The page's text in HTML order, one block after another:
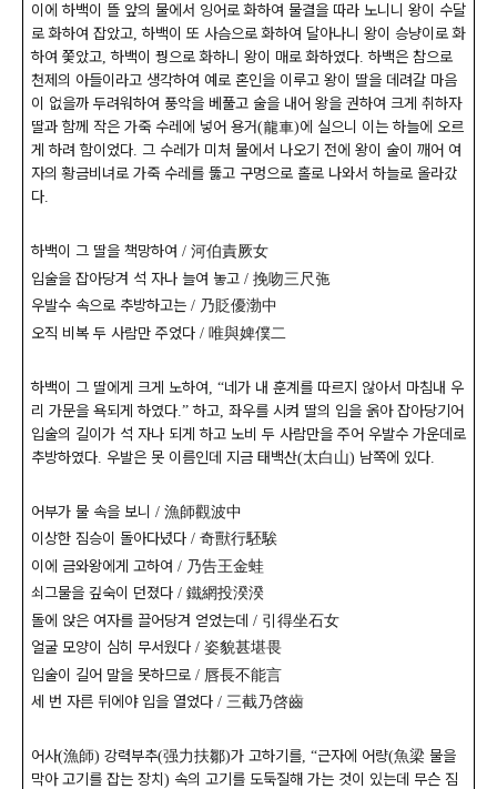
이에 하백이 뜰 앞의 물에서 잉어로 화하여 물결을 따라 노니니 왕이 수달
로 화하여 잡았고,하백이 또 사슴으로 화하여 달아나니 왕이 승냥이로 화
하여 쫓았고,하백이 꿩으로 화하니 왕이 매로 화하였다.하백은 참으로
천제의 아들이라고 생각하여 예로 혼인을 이루고 왕이 딸을 데려갈 마음
이 없을까 두려워하여 풍악을 베풀고 술을 내어 왕을 권하여 크게 취하자
딸과 함께 작은 가죽 수레에 넣어 용거(龍車)에 실으니 이는 하늘에 오르
게 하려 함이었다. 그 수레가 미처 물에서 나오기 전에 왕이 술이 깨어 여
자의 황금비녀로 가죽 수레를 뚫고 구멍으로 홀로 나와서 하늘로 올라갔
다.
하백이 그 딸을 책망하여 / 河伯責厥女
입술을 잡아당겨 석 자나 늘여 놓고 / 挽吻三尺㢮
우발수 속으로 추방하고는 / 乃貶優渤中
오직 비복 두 사람만 주었다 / 唯與婢僕二
하백이 그 딸에게 크게 노하여 “네가 내 훈계를 따르지 않아서 마침내 우
리 가문을 욕되게 하였다.”하고, 좌우를 시켜 딸의 입을 옭아 잡아당기어
입술의 길이가 석 자나 되게 하고 노비 두 사람만을 주어 우발수 가운데로
추방하였다. 우발은 못 이름인데 지금 태백산(太白山) 남쪽에 있다.
어부가 물 속을 보니 / 漁師觀波中
이상한 짐승이 돌아다녔다 / 奇獸行駓騃
이에 금와왕에게 고하여 / 乃告王金蛙
쇠그물을 깊숙이 던졌다 / 鐵網投湀湀
돌에 앉은 여자를 끌어당겨 얻었는데 / 引得坐石女
얼굴 모양이 심히 무서웠다 / 姿貌甚堪畏
입술이 길어 말을 못하므로 / 唇長不能言
세 번 자른 뒤에야 입을 열었다 / 三截乃啓齒
어사(漁師) 강력부추(强力扶鄒)가 고하기를, “근자에 어량(魚梁 물을
막아 고기를 잡는 장치 ) 속의 고기를 도둑질해 가는 것이 있는데 무슨 짐